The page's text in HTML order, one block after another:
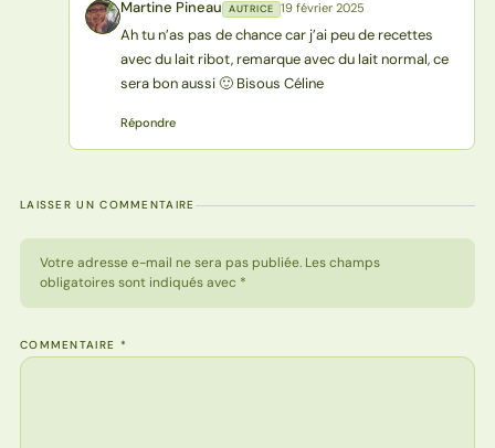
MP Martine Pineau AUTRICE 19 février 2025
Ah tu n’as pas de chance car j’ai peu de recettes
avec du lait ribot, remarque avec du lait normal, ce
sera bon aussi 🙂 Bisous Céline
Répondre
LAISSER UN COMMENTAIRE
Votre adresse e-mail ne sera pas publiée. Les champs
obligatoires sont indiqués avec *
COMMENTAIRE *